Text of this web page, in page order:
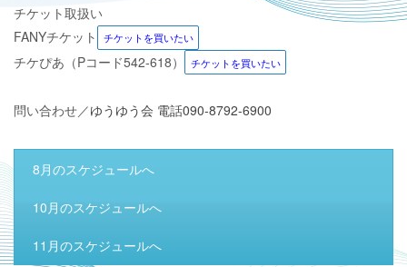
チケット取扱い
FANYチケット
チケットを買いたい
チケぴあ（Pコード542-618） チケットを買いたい
問い合わせ／ゆうゆう会 電話090-8792-6900
8月のスケジュールへ
10月のスケジュールへ
11月のスケジュールへ